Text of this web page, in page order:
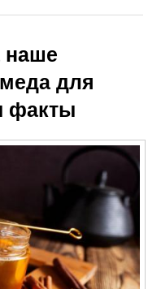
наше
для
факты